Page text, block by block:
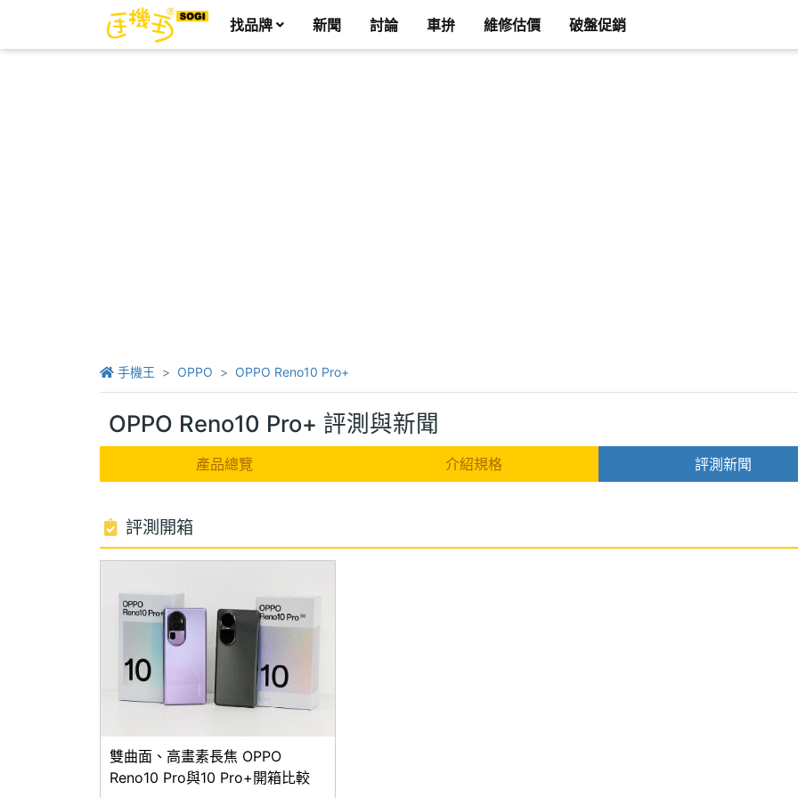
找品牌 新聞 討論 車拚 維修估價 破盤促銷
手機王 OPPO OPPO Reno10 Pro+
OPPO Reno10 Pro+ 評測與新聞
產品總覽 介紹規格 評測新聞
評測開箱
雙曲面、高畫素長焦 OPPO
Reno10 Pro與10 Pro+開箱比較